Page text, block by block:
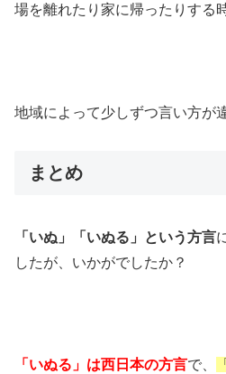
場を離れたり家に帰ったりする
地域によって少しずつ言い方が
まとめ
「いぬ」「いぬる」という方言
したが、いかがでしたか？
「いぬる」は西日本の方言で、